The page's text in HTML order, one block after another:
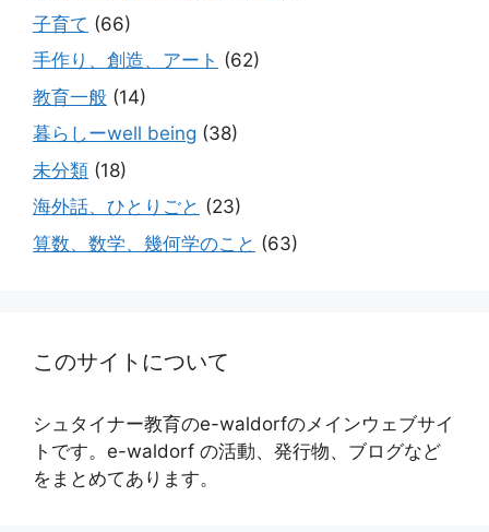
子育て (66)
手作り、創造、アート (62)
教育一般 (14)
暮らしーwell being (38)
未分類 (18)
海外話、ひとりごと (23)
算数、数学、幾何学のこと (63)
このサイトについて
シュタイナー教育のe-waldorfのメインウェブサイ
トです。e-waldorf の活動、発行物、ブログなど
をまとめてあります。